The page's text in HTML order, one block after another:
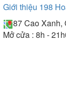
Giới thiệu 198
87 Cao Xanh,
Mở cửa : 8h -